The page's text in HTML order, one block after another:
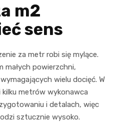
m2
sens
za metr robi się mylące.
powierzchni,
wielu docięć. W
metrów wykonawca
i detalach, więc
sztucznie wysoko.